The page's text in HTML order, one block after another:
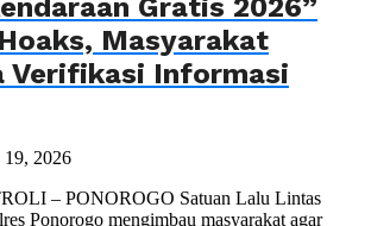
Gratis 2026”
Masyarakat
Verifikasi Informasi
19, 2026
– PONOROGO Satuan Lalu Lintas
Ponorogo mengimbau masyarakat agar